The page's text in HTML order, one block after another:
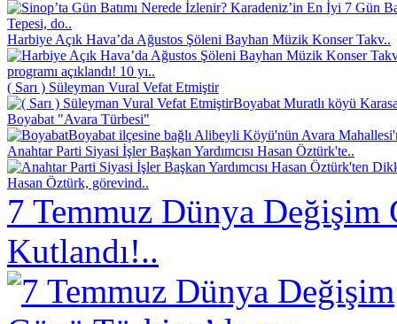
Tepesi, do..
Harbiye Açık Hava’da Ağustos Şöleni Bayhan Müzik Konser Takv..
programı açıklandı! 10 yı..
( Sarı ) Süleyman Vural Vefat Etmiştir
Boyabat Muratlı köyü
Boyabat "Avara Türbesi"
Boyabat ilçesine bağlı Alibeyli Köyü'nün Avara
Anahtar Parti Siyasi İşler Başkan Yardımcısı Hasan Öztürk'te..
Hasan Öztürk, görevind..
7 Temmuz Dünya Değişim
Kutlandı!..